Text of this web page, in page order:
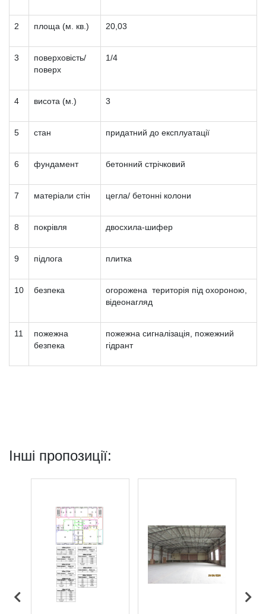
2 площа (м. кв.) 20,03
3
поверховість/
поверх
1/4
4 висота (м.) 3
5 стан придатний до експлуатації
6 фундамент бетонний стрічковий
7 матеріали стін цегла/ бетонні колони
8 покрівля двосхила-шифер
9 підлога плитка
10 безпека
огорожена територія під охороною,
відеонагляд
11
пожежна
безпека
пожежна сигналізація, пожежний
гідрант
Інші пропозиції: